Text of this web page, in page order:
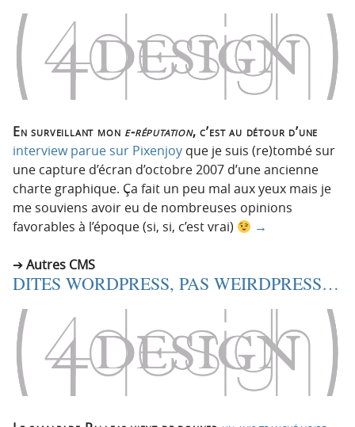
En surveillant mon e-réputation, c’est au détour d’une
interview parue sur Pixenjoy que je suis (re)tombé sur
une capture d’écran d’octobre 2007 d’une ancienne
charte graphique. Ça fait un peu mal aux yeux mais je
me souviens avoir eu de nombreuses opinions
favorables à l’époque (si, si, c’est vrai)
→
Autres CMS
DITES WORDPRESS, PAS WEIRDPRESS…